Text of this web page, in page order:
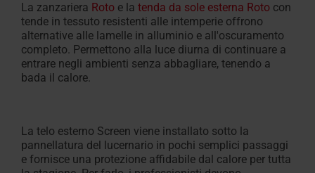
La zanzariera Roto e la tenda da sole esterna Roto con
tende in tessuto resistenti alle intemperie offrono
alternative alle lamelle in alluminio e all'oscuramento
completo. Permettono alla luce diurna di continuare a
entrare negli ambienti senza abbagliare, tenendo a
bada il calore.
La telo esterno Screen viene installato sotto la
pannellatura del lucernario in pochi semplici passaggi
e fornisce una protezione affidabile dal calore per tutta